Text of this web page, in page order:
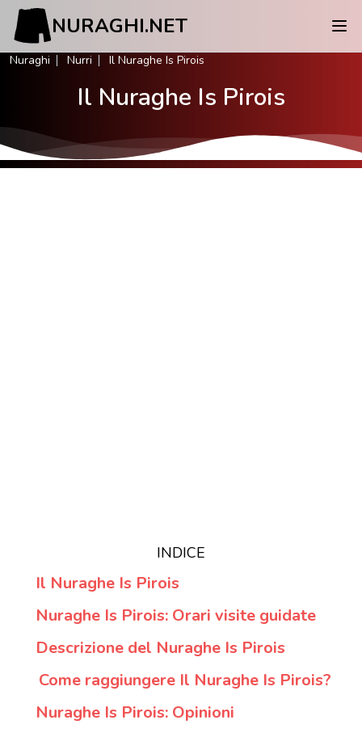
NURAGHI.NET
Nuraghi Nurri Il Nuraghe Is Pirois
Il Nuraghe Is Pirois
INDICE
Il Nuraghe Is Pirois
Nuraghe Is Pirois: Orari visite guidate
Descrizione del Nuraghe Is Pirois
Come raggiungere Il Nuraghe Is Pirois?
Nuraghe Is Pirois: Opinioni